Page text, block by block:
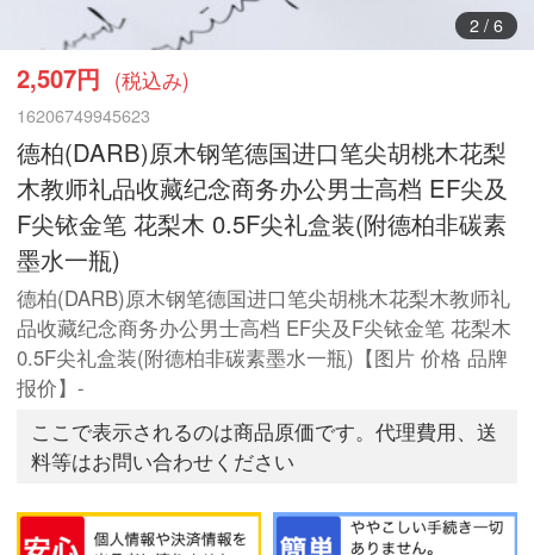
3/ 6
2,507円 (税込み)
16206749945623
德柏(DARB)原木钢笔德国进口笔尖胡桃木花梨
木教师礼品收藏纪念商务办公男士高档 EF尖及
F尖铱金笔 花梨木 0.5F尖礼盒装(附德柏非碳素
墨水一瓶)
德柏(DARB)原木钢笔德国进口笔尖胡桃木花梨木教师礼
品收藏纪念商务办公男士高档 EF尖及F尖铱金笔 花梨木
0.5F尖礼盒装(附德柏非碳素墨水一瓶)【图片 价格 品牌
报价】-
ここで表示されるのは商品原価です。代理費用、送
料等はお問い合わせください